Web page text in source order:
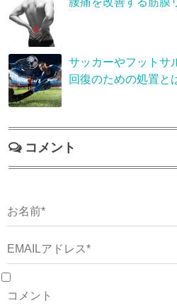
サッカーやフットサ
回復のための処置と
コメント